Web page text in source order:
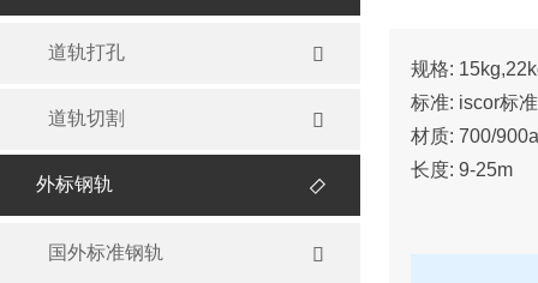
规格:
标准: iscor标准
材质: 700/900a
长度: 9-25m
道轨打孔 
道轨切割 
外标钢轨 
国外标准钢轨 